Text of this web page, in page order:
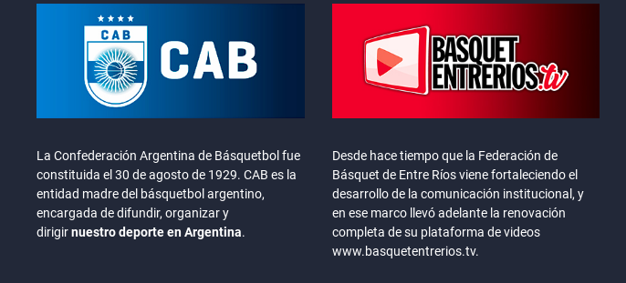
La Confederación Argentina de Básquetbol fue
constituida el 30 de agosto de 1929. CAB es la
entidad madre del básquetbol argentino,
encargada de difundir, organizar y
dirigirnuestro deporte en Argentina.
Desde hace tiempo que la Federación de
Básquet de Entre Ríos viene fortaleciendo el
desarrollo de la comunicación institucional, y
en ese marco llevó adelante la renovación
completa de su plataforma de videos
www.basquetentrerios.tv.